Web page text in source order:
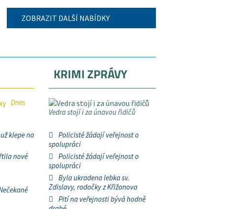
ZOBRAZIT DALŠÍ NABÍDKY
Dnes
klepe na
nové
KRIMI ZPRÁVY
Vedra stojí i za únavou řidičů
Policisté žádají veřejnost o
spolupráci
Policisté žádají veřejnost o
spolupráci
Byla ukradena lebka sv.
Zdislavy, rodačky z Křižanova
Pití na veřejnosti bývá hodně